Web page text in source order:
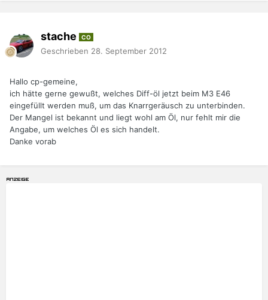
stache CO
Geschrieben 28. September 2012
Hallo cp-gemeine,
ich hätte gerne gewußt, welches Diff-öl jetzt beim M3 E46
eingefüllt werden muß, um das Knarrgeräusch zu unterbinden.
Der Mangel ist bekannt und liegt wohl am Öl, nur fehlt mir die
Angabe, um welches Öl es sich handelt.
Danke vorab